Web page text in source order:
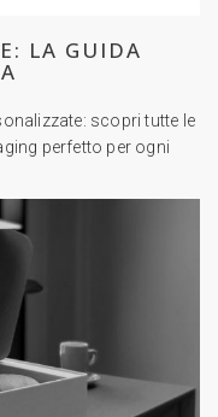
LA GUIDA
scopri tutte le
perfetto per ogni